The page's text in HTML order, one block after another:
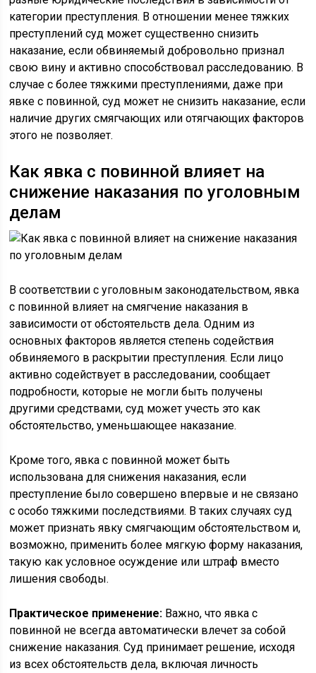
категории преступления. В отношении менее тяжких
преступлений суд может существенно снизить
наказание, если обвиняемый добровольно признал
свою вину и активно способствовал расследованию. В
случае с более тяжкими преступлениями, даже при
явке с повинной, суд может не снизить наказание, если
наличие других смягчающих или отягчающих факторов
этого не позволяет.
Как явка с повинной влияет на
снижение наказания по уголовным
делам
В соответствии с уголовным законодательством, явка
с повинной влияет на смягчение наказания в
зависимости от обстоятельств дела. Одним из
основных факторов является степень содействия
обвиняемого в раскрытии преступления. Если лицо
активно содействует в расследовании, сообщает
подробности, которые не могли быть получены
другими средствами, суд может учесть это как
обстоятельство, уменьшающее наказание.
Кроме того, явка с повинной может быть
использована для снижения наказания, если
преступление было совершено впервые и не связано
с особо тяжкими последствиями. В таких случаях суд
может признать явку смягчающим обстоятельством и,
возможно, применить более мягкую форму наказания,
такую как условное осуждение или штраф вместо
лишения свободы.
Практическое применение: Важно, что явка с
повинной не всегда автоматически влечет за собой
снижение наказания. Суд принимает решение, исходя
из всех обстоятельств дела, включая личность